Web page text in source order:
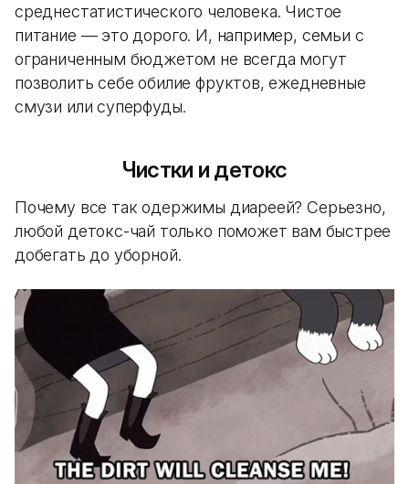
среднестатистического человека. Чистое
питание — это дорого. И, например, семьи с
ограниченным бюджетом не всегда могут
позволить себе обилие фруктов, ежедневные
смузи или суперфуды.
Чистки и детокс
Почему все так одержимы диареей? Серьезно,
любой детокс-чай только поможет вам быстрее
добегать до уборной.